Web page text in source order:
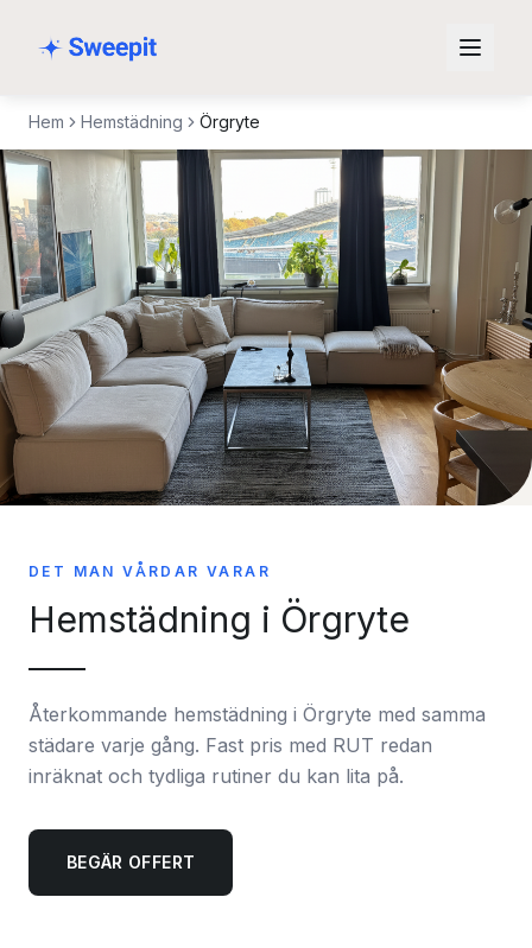
Hem Hemstädning Örgryte
DET MAN VÅRDAR VARAR
Hemstädning i Örgryte
Återkommande hemstädning i Örgryte med samma
städare varje gång. Fast pris med RUT redan
inräknat och tydliga rutiner du kan lita på.
BEGÄR OFFERT